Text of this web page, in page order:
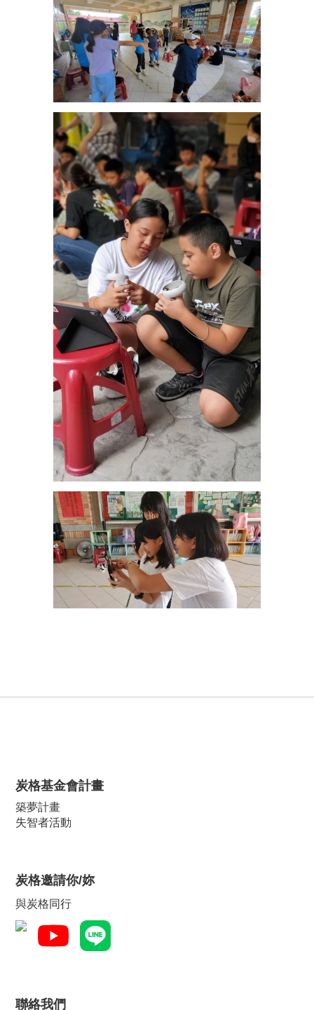
炭格基金會計畫
築夢計畫
失智者活動
炭格邀請你/妳
與炭格同行
聯絡我們